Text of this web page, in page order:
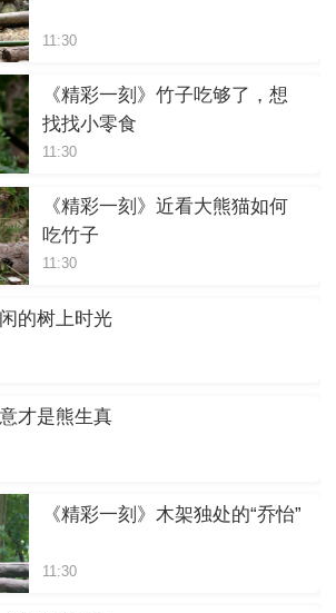
11:30
《精彩一刻》竹子吃够了，想
找找小零食
11:30
《精彩一刻》近看大熊猫如何
吃竹子
11:30
的树上时光
才是熊生真
《精彩一刻》木架独处的“乔怡”
11:30